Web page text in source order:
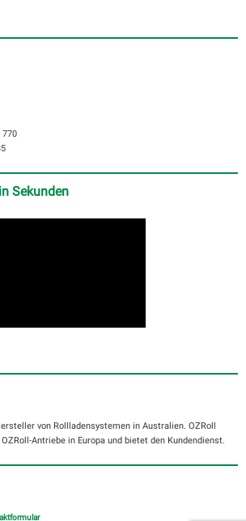
770
Sekunden
von Rollladensystemen in Australien. OZRoll
Antriebe in Europa und bietet den Kundendienst.